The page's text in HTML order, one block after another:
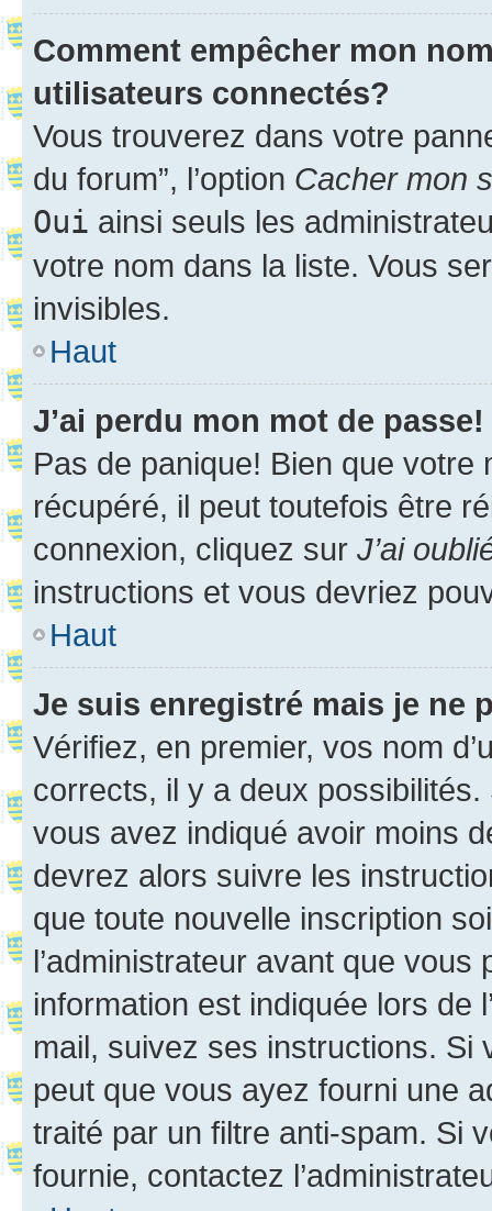
Comment empêcher mon
utilisateurs connectés?
Vous trouverez dans votre
du forum”, l’option Cacher mon
Oui ainsi seuls les
votre nom dans la liste. Vous
invisibles.
Haut
J’ai perdu mon mot de passe!
Pas de panique! Bien que
récupéré, il peut toutefois être
connexion, cliquez sur J’ai
instructions et vous devriez
Haut
Je suis enregistré mais je ne
Vérifiez, en premier, vos nom
corrects, il y a deux
vous avez indiqué avoir moins
devrez alors suivre les
que toute nouvelle inscription
l’administrateur avant que
information est indiquée lors de
mail, suivez ses instructions. Si
peut que vous ayez fourni une
traité par un filtre anti-spam. Si
fournie, contactez